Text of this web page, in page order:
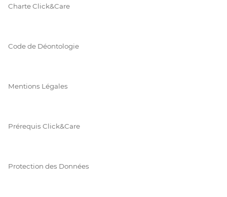
Charte Click&Care
Code de Déontologie
Mentions Légales
Prérequis Click&Care
Protection des Données